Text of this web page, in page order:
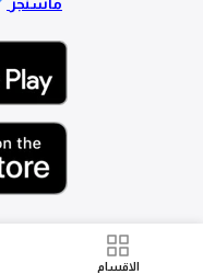
الاقسام